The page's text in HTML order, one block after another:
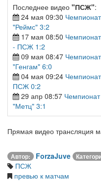
Последнее видео "ПСЖ":
24 мая 09:30
"Реймс" 3:2
17 мая 08:50
- ПСЖ 1:2
09 мая 08:47
"Генгам" 6:0
04 мая 09:24
ПСЖ 0:2
29 апр 08:57
"Метц" 3:1
Прямая видео трансляция
Автор: ForzaJuve
ПСЖ
превью к матчам